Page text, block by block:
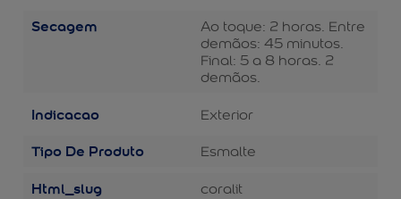
Secagem
Ao toque: 2 horas. Entre
demãos: 45 minutos.
Final: 5 a 8 horas. 2
demãos.
Indicacao Exterior
Tipo De Produto Esmalte
Html_slug coralit